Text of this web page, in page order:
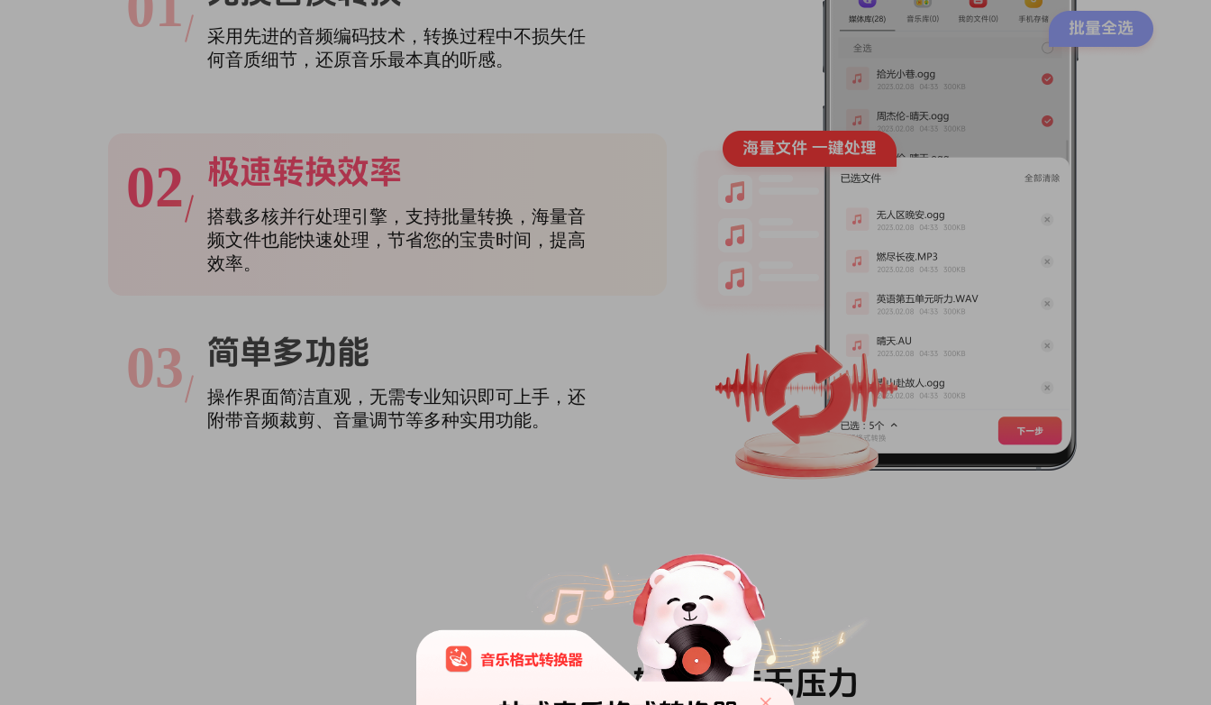
采用先进的音频编码技术，转换过程中不损失任
何音质细节，还原音乐最本真的听感。
02 极速转换效率
搭载多核并行处理引擎，支持批量转换，海量音
频文件也能快速处理，节省您的宝贵时间，提高
效率。
03 简单多功能
操作界面简洁直观，无需专业知识即可上手，还
附带音频裁剪、音量调节等多种实用功能。
全格式覆盖，轻松互转无压力